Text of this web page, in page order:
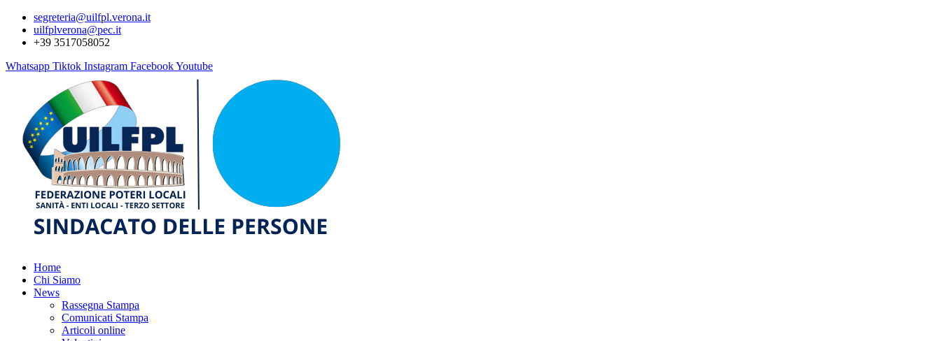
segreteria@uilfpl.verona.it
uilfplverona@pec.it
+39 3517058052
Whatsapp Tiktok Instagram FacebookYoutube
Home
Chi Siamo
News
Rassegna Stampa
Comunicati Stampa
Articoli online